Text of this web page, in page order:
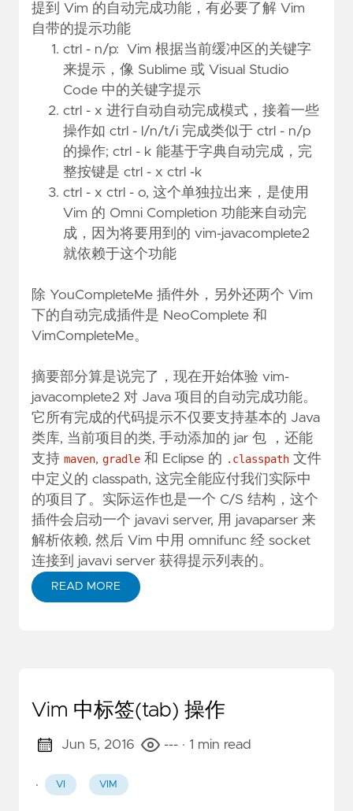
提到 Vim 的自动完成功能，有必要了解 Vim
自带的提示功能
ctrl - n/p: Vim 根据当前缓冲区的关键字
来提示，像 Sublime 或 Visual Studio
Code 中的关键字提示
ctrl - x 进行自动自动完成模式，接着一些
操作如 ctrl - l/n/t/i 完成类似于 ctrl - n/p
的操作; ctrl - k 能基于字典自动完成，完
整按键是 ctrl - x ctrl -k
ctrl - x ctrl - o, 这个单独拉出来，是使用
Vim 的 Omni Completion 功能来自动完
成，因为将要用到的 vim-javacomplete2
就依赖于这个功能
除 YouCompleteMe 插件外，另外还两个 Vim
下的自动完成插件是 NeoComplete 和
VimCompleteMe。
摘要部分算是说完了，现在开始体验 vim-
javacomplete2 对 Java 项目的自动完成功能。
它所有完成的代码提示不仅要支持基本的 Java
类库, 当前项目的类, 手动添加的 jar 包 ，还能
支持 maven, gradle 和 Eclipse 的 .classpath 文件
中定义的 classpath, 这完全能应付我们实际中
的项目了。实际运作也是一个 C/S 结构，这个
插件会启动一个 javavi server, 用 javaparser 来
解析依赖, 然后 Vim 中用 omnifunc 经 socket
连接到 javavi server 获得提示列表的。
READ MORE
Vim 中标签(tab) 操作
Jun 5, 2016 --- · 1 min read
· VI VIM